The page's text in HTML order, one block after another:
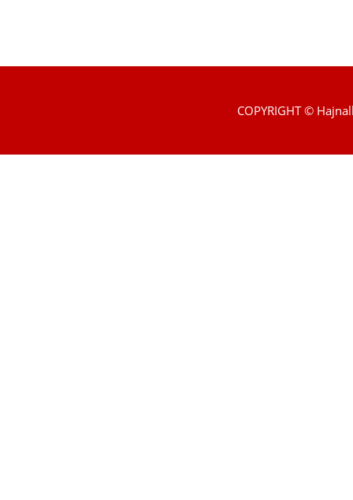
COPYRIGHT ©